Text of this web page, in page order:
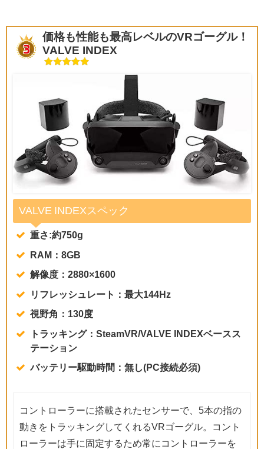
価格も性能も最高レベルのVRゴーグル！
VALVE INDEX
VALVE INDEXスペック
重さ:約750g
RAM：8GB
解像度：2880×1600
リフレッシュレート：最大144Hz
視野角：130度
トラッキング：SteamVR/VALVE INDEXベースス
テーション
バッテリー駆動時間：無し(PC接続必須)
コントローラーに搭載されたセンサーで、5本の指の
動きをトラッキングしてくれるVRゴーグル。コント
ローラーは手に固定するため常にコントローラーを